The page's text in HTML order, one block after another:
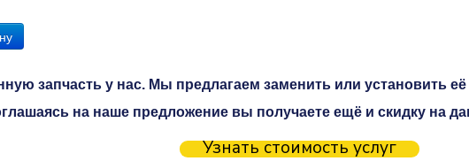
запчасть у нас. Мы предлагаем заменить или установить
на наше предложение вы получаете ещё и скидку на
Узнать стоимость услуг